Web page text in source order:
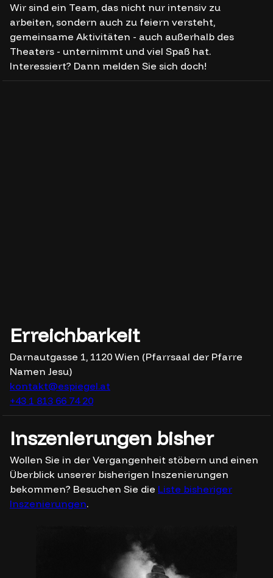
Wir sind ein Team, das nicht nur intensiv zu
arbeiten, sondern auch zu feiern versteht,
gemeinsame Aktivitäten - auch außerhalb des
Theaters - unternimmt und viel Spaß hat.
Interessiert? Dann melden Sie sich doch!
Erreichbarkeit
Darnautgasse 1, 1120 Wien (Pfarrsaal der Pfarre
Namen Jesu)
kontakt@espiegel.at
+43 1 813 66 74 20
Inszenierungen bisher
Wollen Sie in der Vergangenheit stöbern und einen
Überblick unserer bisherigen Inszenierungen
bekommen? Besuchen Sie die Liste bisheriger
Inszenierungen.